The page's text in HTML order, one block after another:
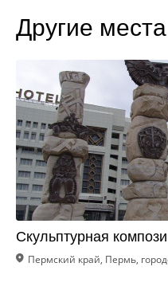
Другие места
Скульптурная
Пермский край, Пермь,